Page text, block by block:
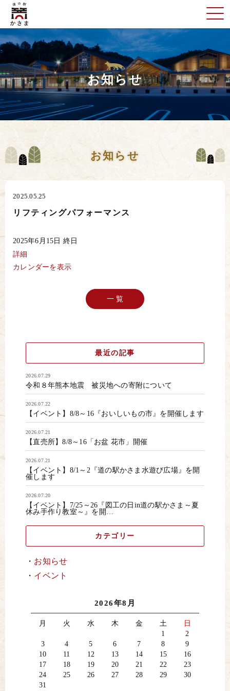
お知らせ
お知らせ
2025.05.25
リフティングパフォーマンス
リ
フ
テ
ン
2025年6月15日 終日
詳細
カレンダーを表示
一 覧
最近の記事
2026.07.29
令和８年熊本地震 被災地への寄附について
2026.07.22
【イベント】8/8～16『おいしいもの市』を開催します
2026.07.21
【直売所】8/8～16「お盆 花市」開催
2026.07.21
【イベント】8/1～2『道の駅かさま水遊び広場』を開
催します
2026.07.20
【イベント】7/25～26『図工の日in道の駅かさま～夏
休み手作り教室～』を開…
カテゴリー
お知らせ
イベント
2026年8月
月 火 水 木 金 土
日
1
2
3
4 5 6 7 8
9
10
11 12 13 14 15
16
17
18 19 20 21 22
23
24
25 26 27 28 29
30
31